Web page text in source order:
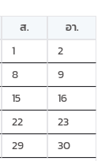
ส.
อา.
1
2
8
9
15
16
22
23
29
30